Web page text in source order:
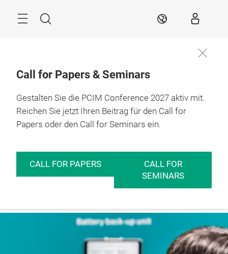
Suche DE
Call for Papers & Seminars
Gestalten Sie die PCIM Conference 2027 aktiv mit.
Reichen Sie jetzt Ihren Beitrag für den Call for
Papers oder den Call for Seminars ein.
CALL FOR PAPERS
CALL FOR
SEMINARS
11. – 13.05.2027
Nürnberg
Jetzt
Aussteller
werden